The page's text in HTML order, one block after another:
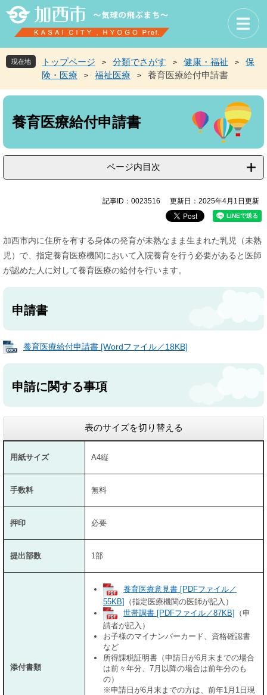
先
頭
す
を
飛
し
へ
現在地 トップページ > 分類でさがす > 健康・福祉 >
保
険・医療
> 福祉医療 > 養育医療給付申請書
本
養育医療給付申請書
ページ内目次
記事ID：0023516 更新日：2025年4月1日更新
加西市内に住所を有する身体の発育が未熟なまま生まれた乳児（未熟
児）で、指定養育医療機関において入院養育を行う必要があると医師
が認めた人に対して養育医療の給付を行います。
申請書
養育医療給付申請書 [Wordファイル／18KB]
申請に関する事項
表のサイズを切り替える
用紙サイズ A4縦
手数料 無料
押印 必要
提出部数 1部
添付書類
養育医療意見書 [PDFファイル／
55KB]
（指定医療機関の医師が記入）
世帯調書 [PDFファイル／87KB]
（申
請者が記入）
お子様のマイナンバーカード、資格確認書
など
所得課税証明書（申請日が6月末までの場合
は前々年分、7月以降の場合は前年分のも
の）
​※申請日が6月末までの方は、前年1月1日現